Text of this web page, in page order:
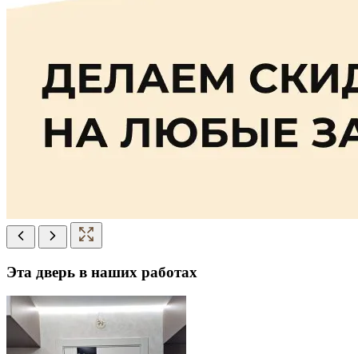
Эта дверь в наших работах